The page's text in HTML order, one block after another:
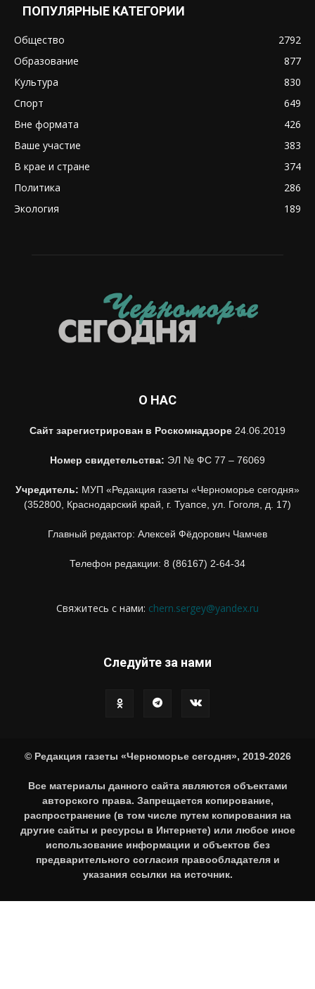
ПОПУЛЯРНЫЕ КАТЕГОРИИ
Общество
2792
Образование
877
Культура
830
Спорт
649
Вне формата
426
Ваше участие
383
В крае и стране
374
Политика
286
Экология
189
О НАС
Сайт зарегистрирован в Роскомнадзоре 24.06.2019
Номер свидетельства: ЭЛ № ФС 77 – 76069
Учредитель: МУП «Редакция газеты «Черноморье сегодня»
(352800, Краснодарский край, г. Туапсе, ул. Гоголя, д. 17)
Главный редактор: Алексей Фёдорович Чамчев
Телефон редакции: 8 (86167) 2-64-34
Свяжитесь с нами: chern.sergey@yandex.ru
Следуйте за нами
© Редакция газеты «Черноморье сегодня», 2019-2026
Все материалы данного сайта являются объектами
авторского права. Запрещается копирование,
распространение (в том числе путем копирования на
другие сайты и ресурсы в Интернете) или любое иное
использование информации и объектов без
предварительного согласия правообладателя и
указания ссылки на источник.